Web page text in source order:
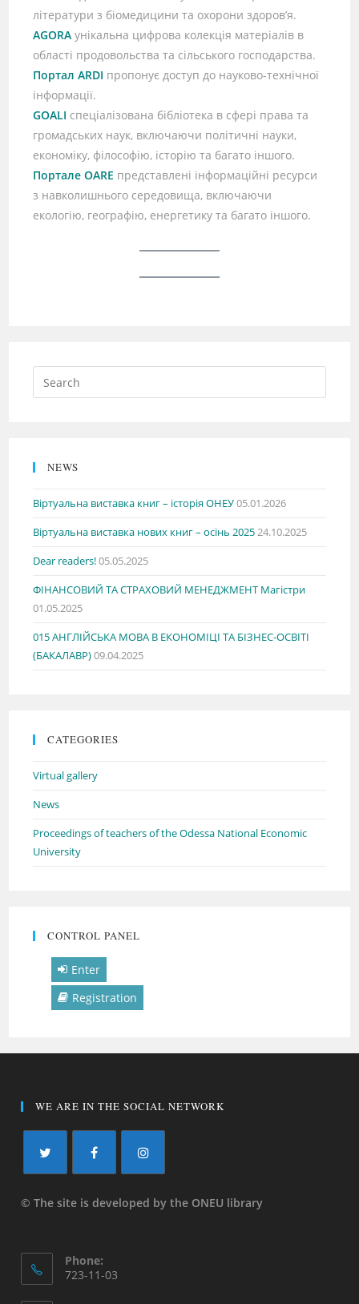
літератури з біомедицини та охорони здоров’я.
AGORA унікальна цифрова колекція матеріалів в
області продовольства та сільського господарства.
Портал ARDI пропонує доступ до науково-технічної
інформації.
GOALI спеціалізована бібліотека в сфері права та
громадських наук, включаючи політичні науки,
економіку, філософію, історію та багато іншого.
Портале OARE представлені інформаційні ресурси
з навколишнього середовища, включаючи
екологію, географію, енергетику та багато іншого.
NEWS
Віртуальна виставка книг – історія ОНЕУ05.01.2026
Віртуальна виставка нових книг – осінь 202524.10.2025
Dear readers!05.05.2025
ФІНАНСОВИЙ ТА СТРАХОВИЙ МЕНЕДЖМЕНТ Магістри
01.05.2025
015 АНГЛІЙСЬКА МОВА В ЕКОНОМІЦІ ТА БІЗНЕС-ОСВІТІ
(БАКАЛАВР)09.04.2025
CATEGORIES
Virtual gallery
News
Proceedings of teachers of the Odessa National Economic
University
CONTROL PANEL
Enter
Registration
WE ARE IN THE SOCIAL NETWORK
© The site is developed by the ONEU library
Phone:
723-11-03